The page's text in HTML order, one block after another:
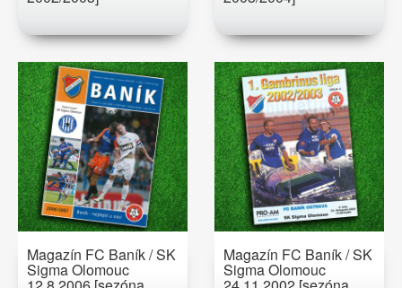
Magazín FC Baník / SK
Sigma Olomouc
Magazín FC Baník / SK
Sigma Olomouc